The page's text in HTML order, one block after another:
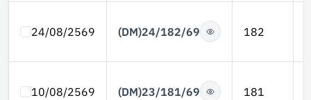
24/08/2569 (DM)24/182/69 182
10/08/2569 (DM)23/181/69 181